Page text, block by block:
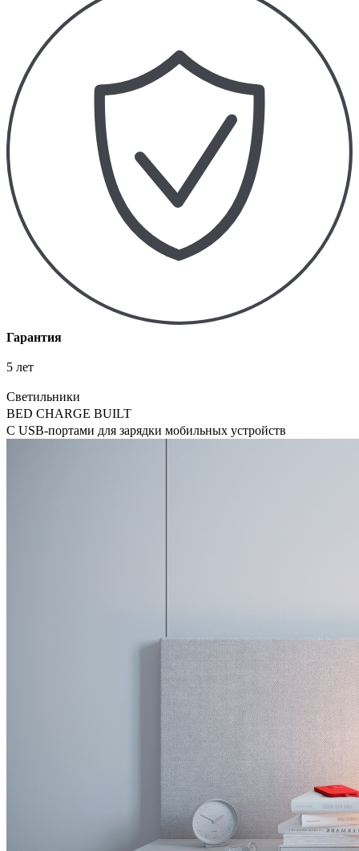
Гарантия
5 лет
Светильники
BED CHARGE BUILT
С USB-портами для зарядки мобильных устройств